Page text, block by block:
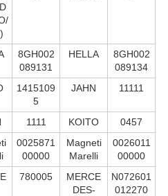
8GH002
089131
HELLA
8GH002
089134
1415109
5
JAHN 11111
1111 KOITO
0457
0025871
00000
Magneti
Marelli
0026011
00000
780005
MERCE
DES-
N072601
012270